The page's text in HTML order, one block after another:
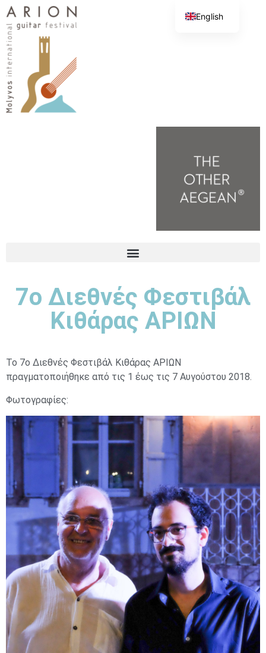
7ο Διεθνές Φεστιβάλ
Κιθάρας ΑΡΙΩΝ
Το 7ο Διεθνές Φεστιβάλ Κιθάρας ΑΡΙΩΝ
πραγματοποιήθηκε από τις 1 έως τις 7 Αυγούστου 2018.
Φωτογραφίες:
English